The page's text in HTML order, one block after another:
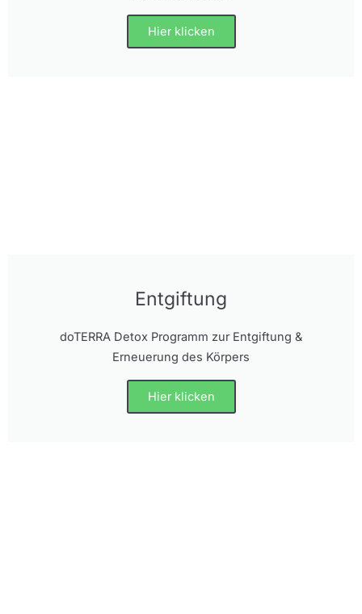
Hier klicken
Entgiftung
doTERRA Detox Programm zur Entgiftung &
Erneuerung des Körpers
Hier klicken